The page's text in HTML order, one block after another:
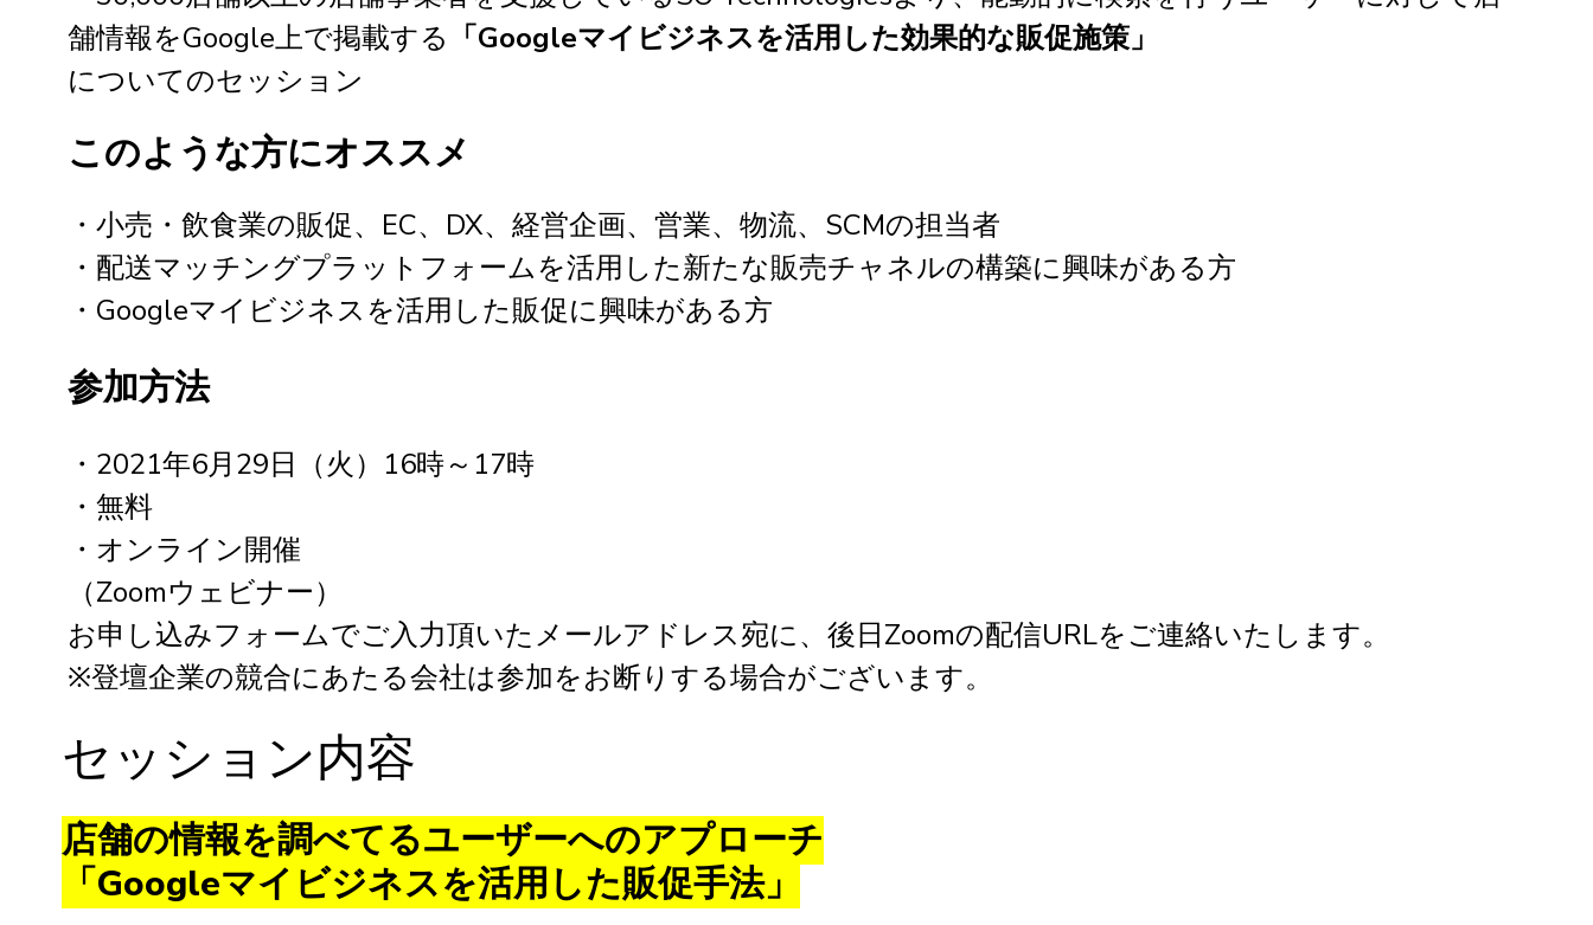
舗情報をGoogle上で掲載する 「Googleマイビジネスを活用した効果的な販促施策」
についてのセッション
このような方にオススメ
・小売・飲食業の販促、EC、DX、経営企画、営業、物流、SCMの担当者
・配送マッチングプラットフォームを活用した新たな販売チャネルの構築に興味がある方
・Googleマイビジネスを活用した販促に興味がある方
参加方法
・2021年6月29日（火）16時～17時
・無料
・オンライン開催
（Zoomウェビナー）
お申し込みフォームでご入力頂いたメールアドレス宛に、後日Zoomの配信URLをご連絡いたします。
※登壇企業の競合にあたる会社は参加をお断りする場合がございます。
セッション内容
店舗の情報を調べてるユーザーへのアプローチ
「Googleマイビジネスを活用した販促手法」